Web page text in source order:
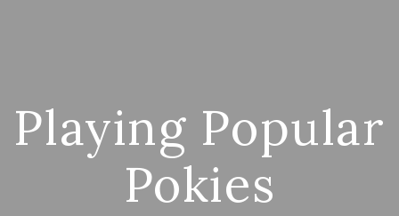
Playing Popular
Pokies